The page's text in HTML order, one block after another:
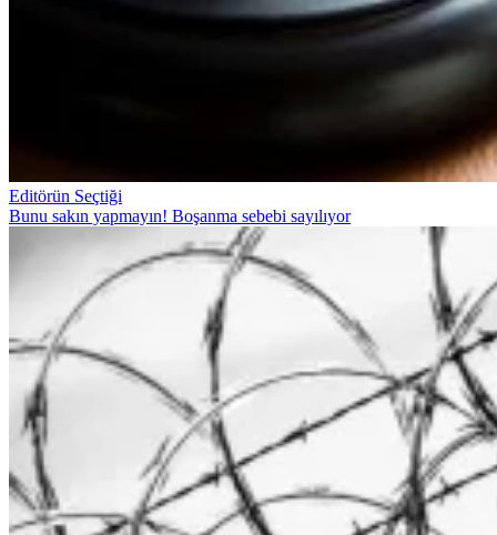
Editörün Seçtiği
Bunu sakın yapmayın! Boşanma sebebi sayılıyor